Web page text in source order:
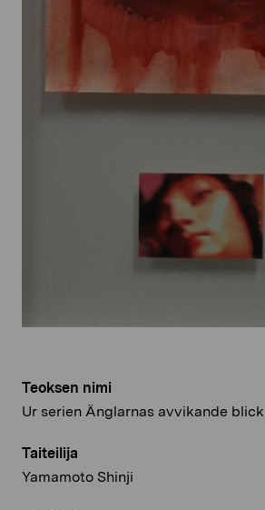
Teoksen nimi
Ur serien Änglarnas avvikande blick
Taiteilija
Yamamoto Shinji